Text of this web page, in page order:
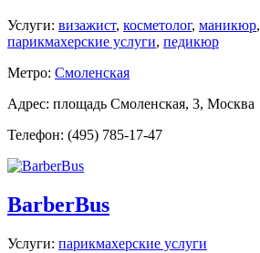
Услуги: визажист, косметолог, маникюр,
парикмахерские услуги, педикюр
Метро: Смоленская
Адрес: площадь Смоленская, 3, Москва
Телефон: (495) 785-17-47
BarberBus
Услуги: парикмахерские услуги